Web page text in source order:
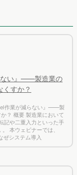
くすか？
作業が減らない』——製
？ 概要 製造業において
記や二重入力といった手
。 本ウェビナーでは、
ぜシステム導入